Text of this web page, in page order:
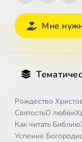
Мне
Рождество
СвятостьО любви
Как читать Библию
Успение